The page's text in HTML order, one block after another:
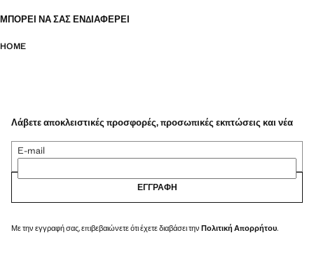
ΜΠΟΡΕΊ ΝΑ ΣΑΣ ΕΝΔΙΑΦΈΡΕΙ
HOME
Λάβετε αποκλειστικές προσφορές, προσωπικές εκπτώσεις και νέα
E-mail
ΕΓΓΡΑΦΉ
Με την εγγραφή σας, επιβεβαιώνετε ότι έχετε διαβάσει την Πολιτική Απορρήτου.